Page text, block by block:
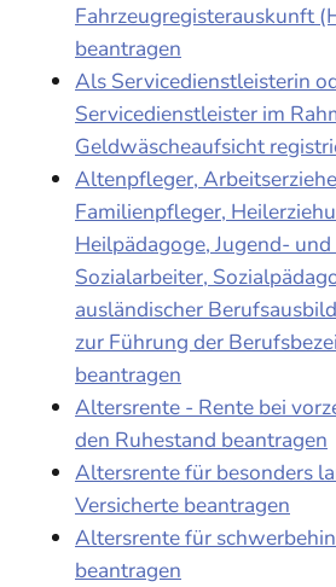
Fahrzeugregisterauskunft
beantragen
Als Servicedienstleisterin
Servicedienstleister im
Geldwäscheaufsicht
Altenpfleger,
Familienpfleger,
Heilpädagoge, Jugend-
Sozialarbeiter,
ausländischer
zur Führung der
beantragen
Altersrente - Rente bei
den Ruhestand beantragen
Altersrente für besonders
Versicherte beantragen
Altersrente für
beantragen